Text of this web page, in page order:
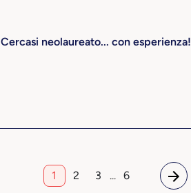
Cercasi neolaureato... con esperienza!
1 2 3 ... 6